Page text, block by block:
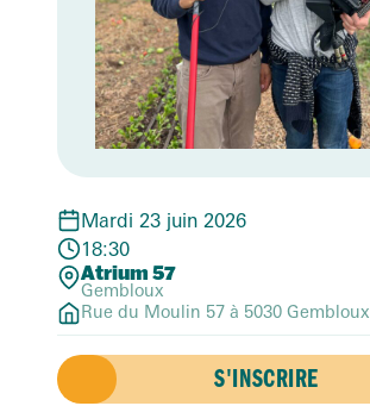
Mardi 23 juin 2026
18:30
Atrium 57
Gembloux
Rue du Moulin 57 à 5030 Gembloux
S'INSCRIRE